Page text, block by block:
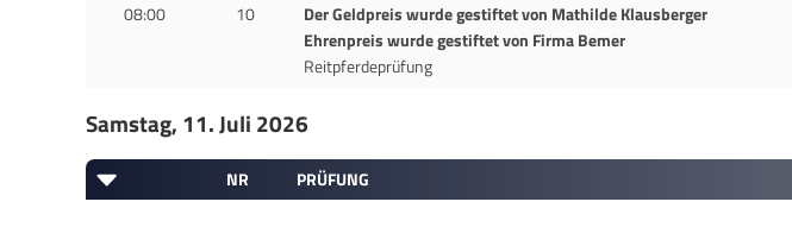
08:00 10
Der Geldpreis wurde gestiftet von Mathilde Klausberger
Ehrenpreis wurde gestiftet von Firma Bemer
Reitpferdeprüfung
Samstag, 11. Juli 2026
NR PRÜFUNG